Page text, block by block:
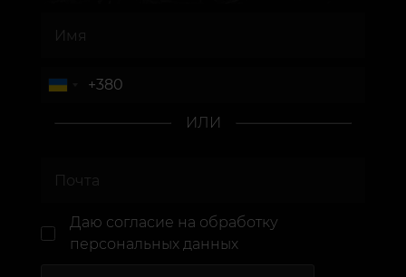
ИЛИ
Даю согласие на обработку
персональных данных